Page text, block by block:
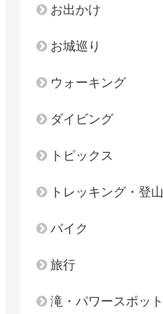
お出かけ
お城巡り
ウォーキング
ダイビング
トピックス
トレッキング・登山
バイク
旅行
滝・パワースポット